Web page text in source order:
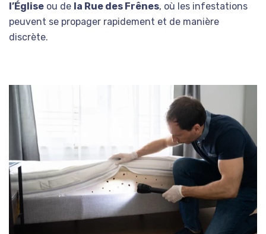
l’Église ou de la Rue des Frênes, où les infestations
peuvent se propager rapidement et de manière
discrète.